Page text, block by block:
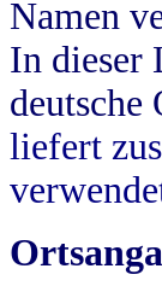
Namen
In dieser
deutsche
liefert